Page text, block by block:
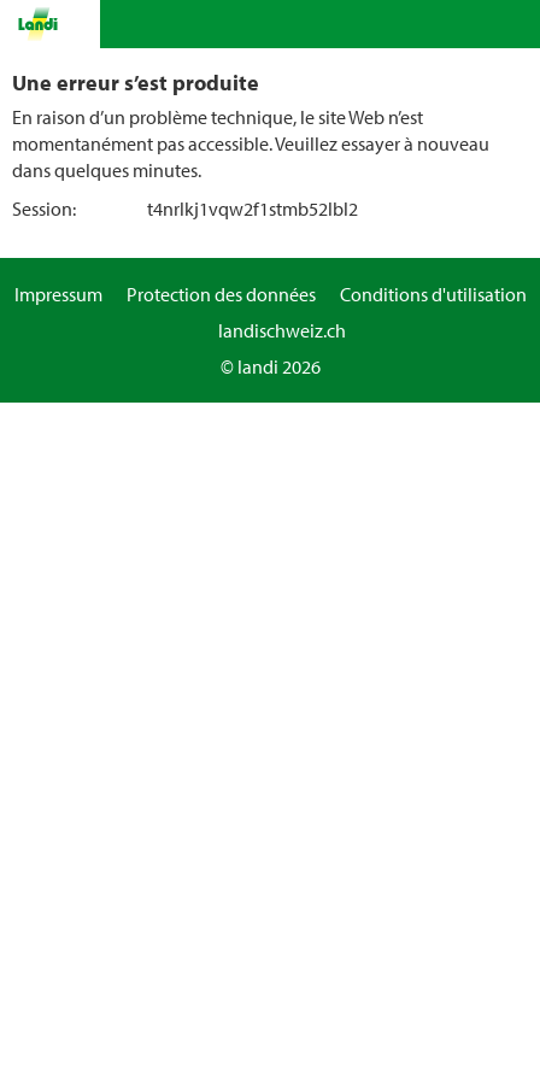
Une erreur s’est produite
En raison d’un problème technique, le site Web n’est
momentanément pas accessible. Veuillez essayer à nouveau
dans quelques minutes.
Session:
t4nrlkj1vqw2f1stmb52lbl2
Impressum Protection des données
Conditions d'utilisation
landischweiz.ch
© landi 2026